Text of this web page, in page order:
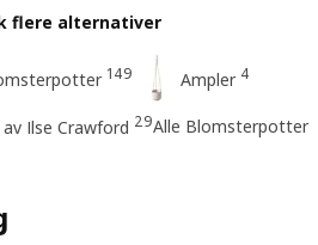
flere alternativer
149 Ampler 4
Ilse Crawford 29Alle Blomsterpotter